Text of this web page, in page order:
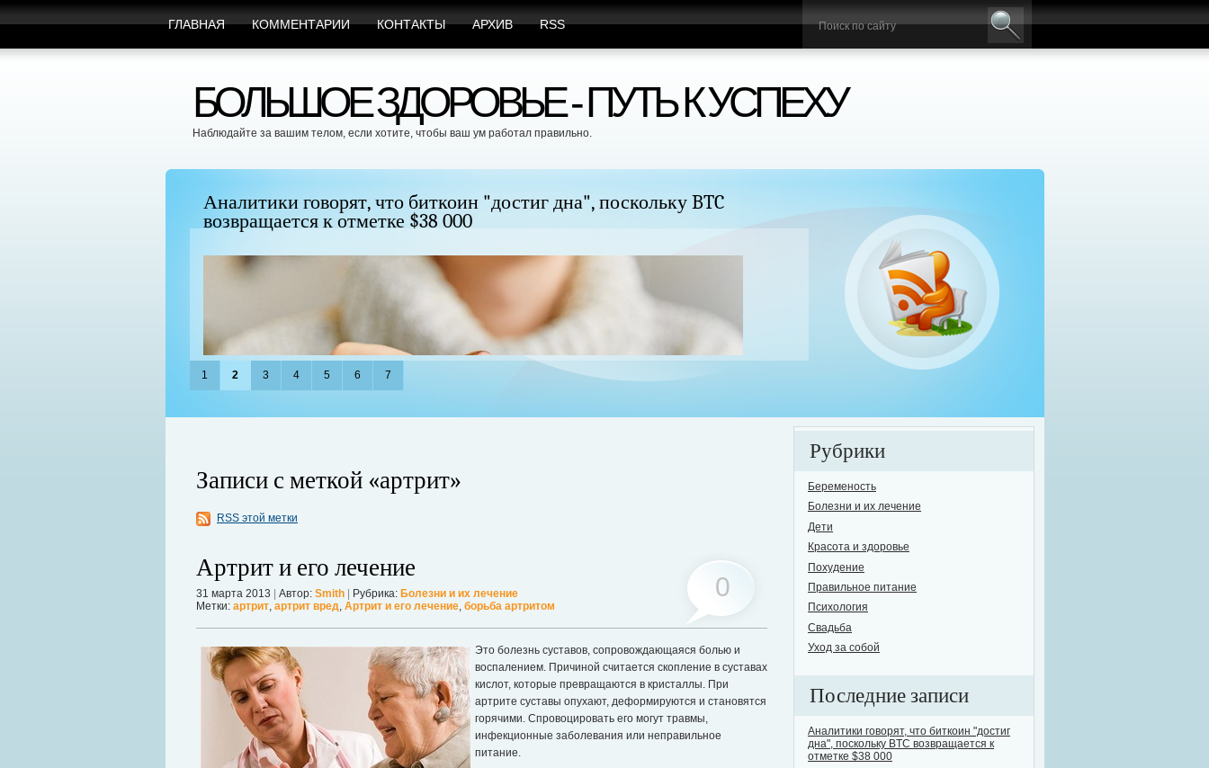
ГЛАВНАЯ КОММЕНТАРИИ КОНТАКТЫ АРХИВ RSS
БОЛЬШОЕ ЗДОРОВЬЕ - ПУТЬ К УСПЕХУ
Наблюдайте за вашим телом, если хотите, чтобы ваш ум работал правильно.
под давлением, а мир ожидает
Можно ли увеличить грудь без хирургического вмешательства и
придать ей форму?
Можно ли увеличить грудь без операции? Таким вопросом задаются многие женщины, желающие поддерживать
себя в форме. Давайте же подробнее рассмотрим этот вопрос. А для того, чтобы легче было понять о чем идет
речь, нужно углубиться в анатомию.Далее...
бесплатное лечение алкоголизма и наркомании
Хотелось бы поднять одну из самых острых и в то же время опасных проблем
могут назвать себя трезвенниками. Остальные варьируются, от "пьющих
Далее...
1 2 3 4 5 6 7
Записи с меткой «артрит»
RSS этой метки
Артрит и его лечение
31 марта 2013 Автор: Smith Рубрика: Болезни и их лечение
Метки: артрит, артрит вред, Артрит и его лечение, борьба артритом
0
Это болезнь суставов, сопровождающаяся болью и
воспалением. Причиной считается скопление в суставах
кислот, которые превращаются в кристаллы. При
артрите суставы опухают, деформируются и становятся
горячими. Спровоцировать его могут травмы,
инфекционные заболевания или неправильное
питание.
Рубрики
Беременость
Болезни и их лечение
Дети
Красота и здоровье
Похудение
Правильное питание
Психология
Свадьба
Уход за собой
Последние записи
Аналитики говорят, что биткоин "достиг
дна", поскольку BTC возвращается к
отметке $38 000